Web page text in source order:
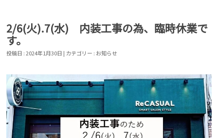
2/6(火).7(水) 内装工事の為、臨時休業で
す。
投稿日 : 2024年1月30日 | カテゴリー : お知らせ